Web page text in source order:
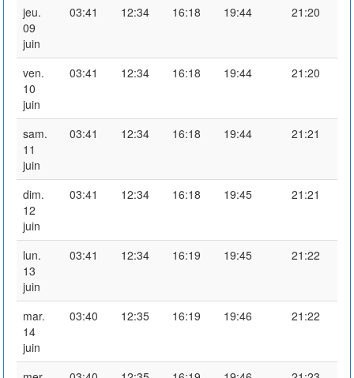
jeu.
09
juin
03:41 12:34 16:18 19:44 21:20
ven.
10
juin
03:41 12:34 16:18 19:44 21:20
sam.
11
juin
03:41 12:34 16:18 19:44 21:21
dim.
12
juin
03:41 12:34 16:18 19:45 21:21
lun.
13
juin
03:41 12:34 16:19 19:45 21:22
mar.
14
juin
03:40 12:35 16:19 19:46 21:22